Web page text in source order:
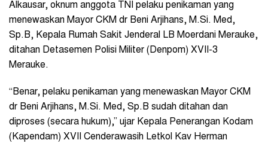
Alkausar, oknum anggota TNI pelaku penikaman yang
menewaskan Mayor CKM dr Beni Arjihans, M.Si. Med,
Sp.B, Kepala Rumah Sakit Jenderal LB Moerdani Merauke,
ditahan Detasemen Polisi Militer (Denpom) XVII-3
Merauke.
“Benar, pelaku penikaman yang menewaskan Mayor CKM
dr Beni Arjihans, M.Si. Med, Sp.B sudah ditahan dan
diproses (secara hukum),” ujar Kepala Penerangan Kodam
(Kapendam) XVII Cenderawasih Letkol Kav Herman